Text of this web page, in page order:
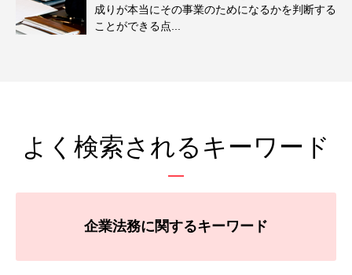
成りが本当にその事業のためになるかを判断する
ことができる点...
よく検索されるキーワード
企業法務に関するキーワード